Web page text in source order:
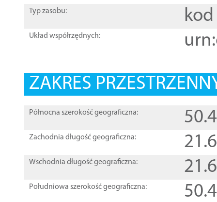
Typ zasobu: kod
Układ współrzędnych:
ZAKRES
Północna szerokość geograficzna:
Zachodnia długość geograficzna:
Wschodnia długość geograficzna:
Południowa szerokość geograficzna: